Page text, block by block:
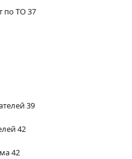
по ТО 37
39
42
42